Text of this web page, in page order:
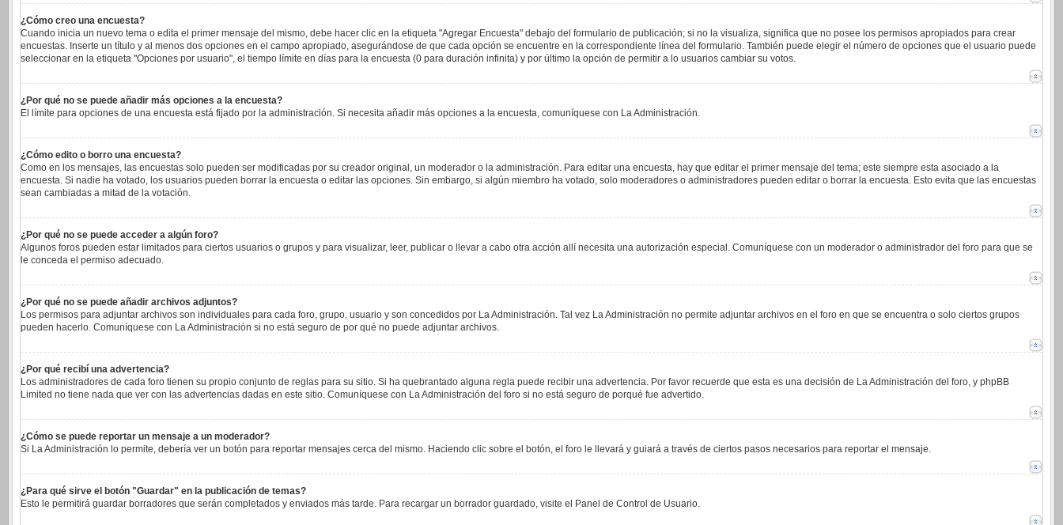
¿Cómo creo una encuesta?
Cuando inicia un nuevo tema o edita el primer mensaje del mismo, debe hacer clic en la etiqueta "Agregar Encuesta" debajo del formulario de publicación; si no la visualiza, significa que no posee los permisos apropiados para crear
encuestas. Inserte un título y al menos dos opciones en el campo apropiado, asegurándose de que cada opción se encuentre en la correspondiente línea del formulario. También puede elegir el número de opciones que el usuario puede
seleccionar en la etiqueta "Opciones por usuario", el tiempo límite en días para la encuesta (0 para duración infinita) y por último la opción de permitir a lo usuarios cambiar su votos.
¿Por qué no se puede añadir más opciones a la encuesta?
El límite para opciones de una encuesta está fijado por la administración. Si necesita añadir más opciones a la encuesta, comuníquese con La Administración.
¿Cómo edito o borro una encuesta?
Como en los mensajes, las encuestas solo pueden ser modificadas por su creador original, un moderador o la administración. Para editar una encuesta, hay que editar el primer mensaje del tema; este siempre esta asociado a la
encuesta. Si nadie ha votado, los usuarios pueden borrar la encuesta o editar las opciones. Sin embargo, si algún miembro ha votado, solo moderadores o administradores pueden editar o borrar la encuesta. Esto evita que las encuestas
sean cambiadas a mitad de la votación.
¿Por qué no se puede acceder a algún foro?
Algunos foros pueden estar limitados para ciertos usuarios o grupos y para visualizar, leer, publicar o llevar a cabo otra acción allí necesita una autorización especial. Comuníquese con un moderador o administrador del foro para que se
le conceda el permiso adecuado.
¿Por qué no se puede añadir archivos adjuntos?
Los permisos para adjuntar archivos son individuales para cada foro, grupo, usuario y son concedidos por La Administración. Tal vez La Administración no permite adjuntar archivos en el foro en que se encuentra o solo ciertos grupos
pueden hacerlo. Comuníquese con La Administración si no está seguro de por qué no puede adjuntar archivos.
¿Por qué recibí una advertencia?
Los administradores de cada foro tienen su propio conjunto de reglas para su sitio. Si ha quebrantado alguna regla puede recibir una advertencia. Por favor recuerde que esta es una decisión de La Administración del foro, y phpBB
Limited no tiene nada que ver con las advertencias dadas en este sitio. Comuníquese con La Administración del foro si no está seguro de porqué fue advertido.
¿Cómo se puede reportar un mensaje a un moderador?
Si La Administración lo permite, debería ver un botón para reportar mensajes cerca del mismo. Haciendo clic sobre el botón, el foro le llevará y guiará a través de ciertos pasos necesarios para reportar el mensaje.
¿Para qué sirve el botón "Guardar" en la publicación de temas?
Esto le permitirá guardar borradores que serán completados y enviados más tarde. Para recargar un borrador guardado, visite el Panel de Control de Usuario.